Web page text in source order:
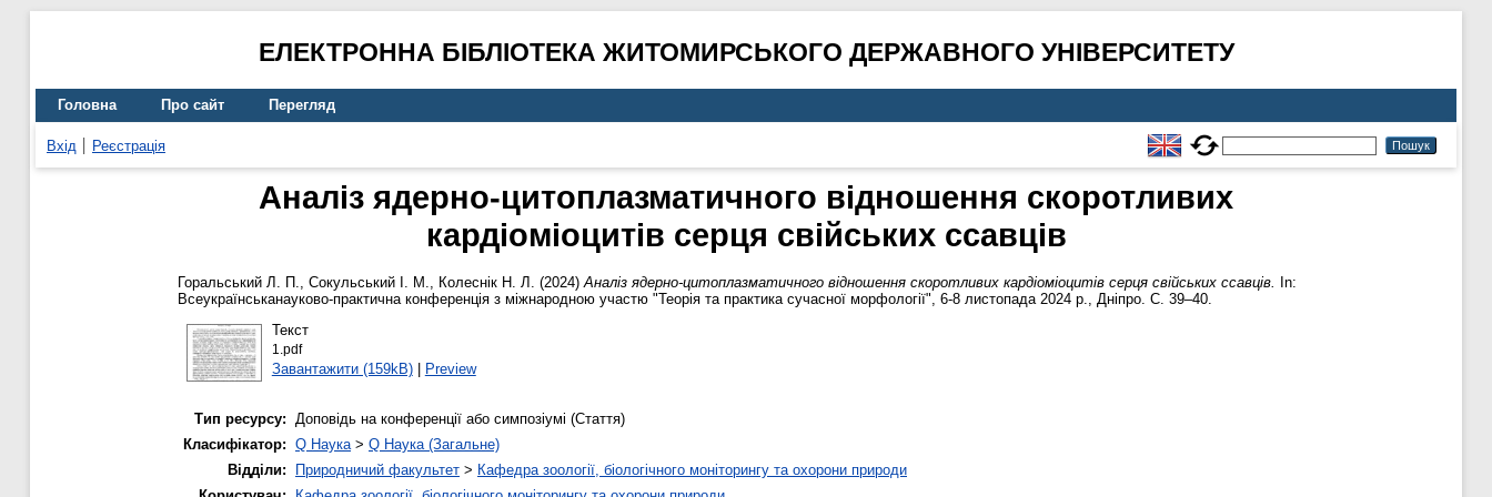
ЕЛЕКТРОННА БІБЛІОТЕКА ЖИТОМИРСЬКОГО ДЕРЖАВНОГО УНІВЕРСИТЕТУ
Головна Про сайт Перегляд
Вхід Реєстрація
Аналіз ядерно-цитоплазматичного відношення скоротливих
кардіоміоцитів серця свійських ссавців
Горальський Л. П., Сокульський І. М., Колеснік Н. Л. (2024)Аналіз ядерно-цитоплазматичного відношення скоротливих кардіоміоцитів серця свійських ссавців.
In:
Всеукраїнськанауково-практична конференція з міжнародною участю "Теорія та практика сучасної морфології", 6-8 листопада 2024 р., Дніпро. С. 39–40.
Текст
1.pdf
Завантажити (159kB)| Preview
Тип ресурсу: Доповідь на конференції або симпозіумі (Стаття)
Класифікатор: Q Наука> Q Наука (Загальне)
Відділи:
Природничий факультет > Кафедра зоології, біологічного моніторингу та охорони природи